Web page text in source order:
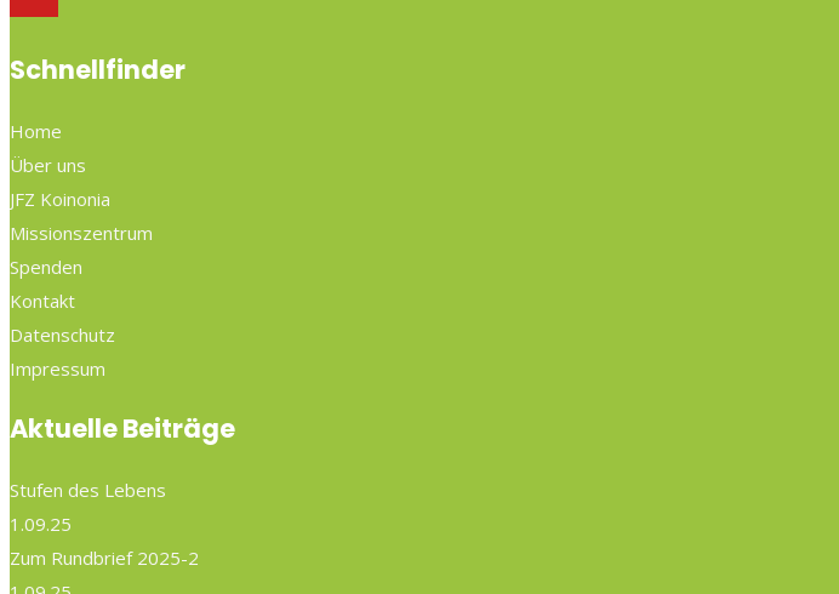
Schnellfinder
Home
Über uns
JFZ Koinonia
Missionszentrum
Spenden
Kontakt
Datenschutz
Impressum
Aktuelle Beiträge
Stufen des Lebens
1.09.25
Zum Rundbrief 2025-2